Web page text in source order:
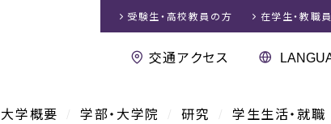
大学概要 学部・大学院 研究 学生生活・就職
受験生・高校教員 の方 在学生・教職員
交通アクセス